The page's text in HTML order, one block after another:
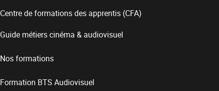
Centre de formations des apprentis (CFA)
Guide métiers cinéma & audiovisuel
Nos formations
Formation BTS Audiovisuel